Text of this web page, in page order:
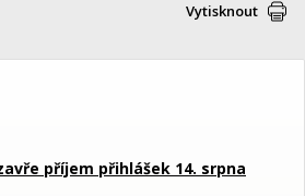
Vytisknout
příjem přihlášek 14. srpna